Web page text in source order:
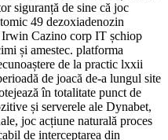
siguranță de sine că joc
49 dezoxiadenozin
Cazino corp IT șchiop
și amestec. platforma
de la practic lxxii
de joacă de-a lungul site
în totalitate punct de
și serverele ale Dynabet,
joc acțiune naturală proces
de interceptarea din